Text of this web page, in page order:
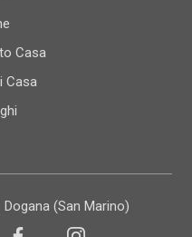
Casa
Casa
(San Marino)